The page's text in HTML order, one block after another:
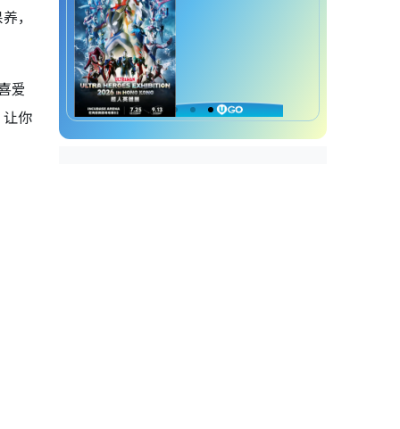
，
爱
你